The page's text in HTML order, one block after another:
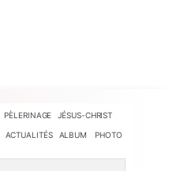
PÈLERINAGE JÉSUS-CHRIST
ACTUALITÉS ALBUM PHOTO